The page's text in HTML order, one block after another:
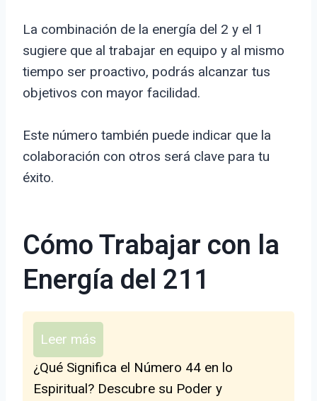
La combinación de la energía del 2 y el 1
sugiere que al trabajar en equipo y al mismo
tiempo ser proactivo, podrás alcanzar tus
objetivos con mayor facilidad.
Este número también puede indicar que la
colaboración con otros será clave para tu
éxito.
Cómo Trabajar con la
Energía del 211
Leer más
¿Qué Significa el Número 44 en lo
Espiritual? Descubre su Poder y